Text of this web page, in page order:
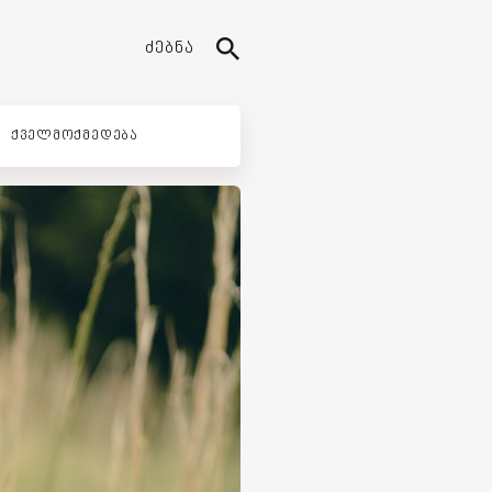
ᲫᲔᲑᲜᲐ
ᲥᲕᲔᲚᲛᲝᲥᲛᲔᲓᲔᲑᲐ